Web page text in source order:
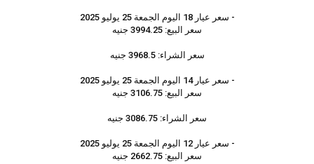
- سعر عيار 18 اليوم الجمعة 25 يوليو 2025
سعر البيع: 3994.25 جنيه
سعر الشراء: 3968.5 جنيه
- سعر عيار 14 اليوم الجمعة 25 يوليو 2025
سعر البيع: 3106.75 جنيه
سعر الشراء: 3086.75 جنيه
- سعر عيار 12 اليوم الجمعة 25 يوليو 2025
سعر البيع: 2662.75 جنيه